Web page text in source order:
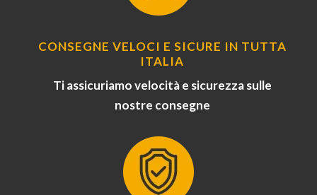
CONSEGNE VELOCI E SICURE IN TUTTA
ITALIA
Ti assicuriamo velocità e sicurezza sulle
nostre consegne